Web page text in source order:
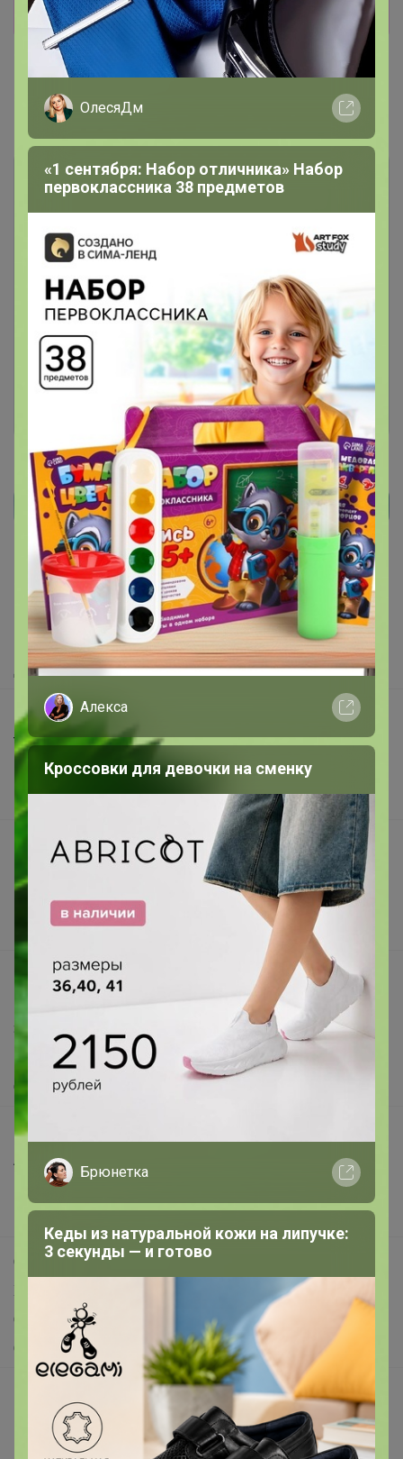
Показать
Показаны записи
Чтобы ответить или задать вопрос
необходимо авторизоваться на сайте
Это займет меньше минуты
Зарегистрироваться
Реклама
Как здесь все устроено?
Как сделать заказ?
Как получить?
Доставка
Шоурумы
Торговые марки
Наша команда
В наличии
Подарочные сертификаты
Реклама на сайте
Поставщикам
Вакансии
support@24-ok.ru
Защита покупателя
Помощь
О нас
Все предложения
Анонсы
Новости
Поддержка альпак
Самое выгодное
Самое желанное
Самое быстрое
Начать зарабатывать с 24-ok
Picabox.ru - Лучшее место для ваших изображений
Розыгрыш - Генератор случайных чисел
ОлесяДм
«1 сентября: Набор отличника» Набор
первоклассника 38 предметов
Алекса
Кроссовки для девочки на сменку
Брюнетка
Кеды из натуральной кожи на липучке:
3 секунды — и готово